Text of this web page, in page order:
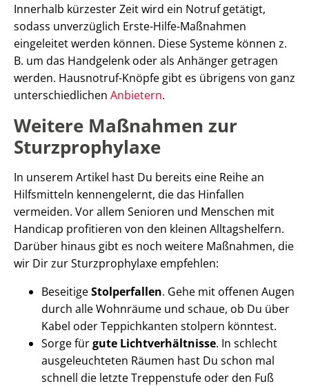
Innerhalb kürzester Zeit wird ein Notruf getätigt,
sodass unverzüglich Erste-Hilfe-Maßnahmen
eingeleitet werden können. Diese Systeme können z.
B. um das Handgelenk oder als Anhänger getragen
werden. Hausnotruf-Knöpfe gibt es übrigens von ganz
unterschiedlichen Anbietern.
Weitere Maßnahmen zur
Sturzprophylaxe
In unserem Artikel hast Du bereits eine Reihe an
Hilfsmitteln kennengelernt, die das Hinfallen
vermeiden. Vor allem Senioren und Menschen mit
Handicap profitieren von den kleinen Alltagshelfern.
Darüber hinaus gibt es noch weitere Maßnahmen, die
wir Dir zur Sturzprophylaxe empfehlen:
BeseitigeStolperfallen. Gehe mit offenen Augen
durch alle Wohnräume und schaue, ob Du über
Kabel oder Teppichkanten stolpern könntest.
Sorge fürgute Lichtverhältnisse. In schlecht
ausgeleuchteten Räumen hast Du schon mal
schnell die letzte Treppenstufe oder den Fuß